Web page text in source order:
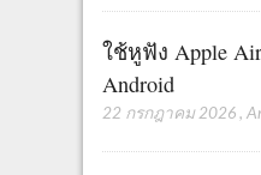
ใช้หูฟัง Apple
Android
22 กรกฎาคม 2026 ,